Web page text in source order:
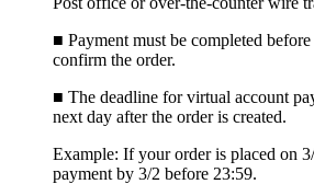
■ Payment must be completed
confirm the order.
■ The deadline for virtual account
next day after the order is created.
Example: If your order is placed on
payment by 3/2 before 23:59.